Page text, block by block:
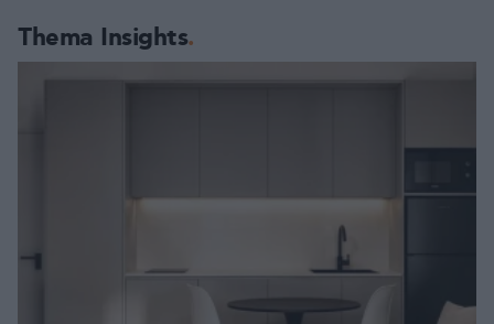
Thema Insights